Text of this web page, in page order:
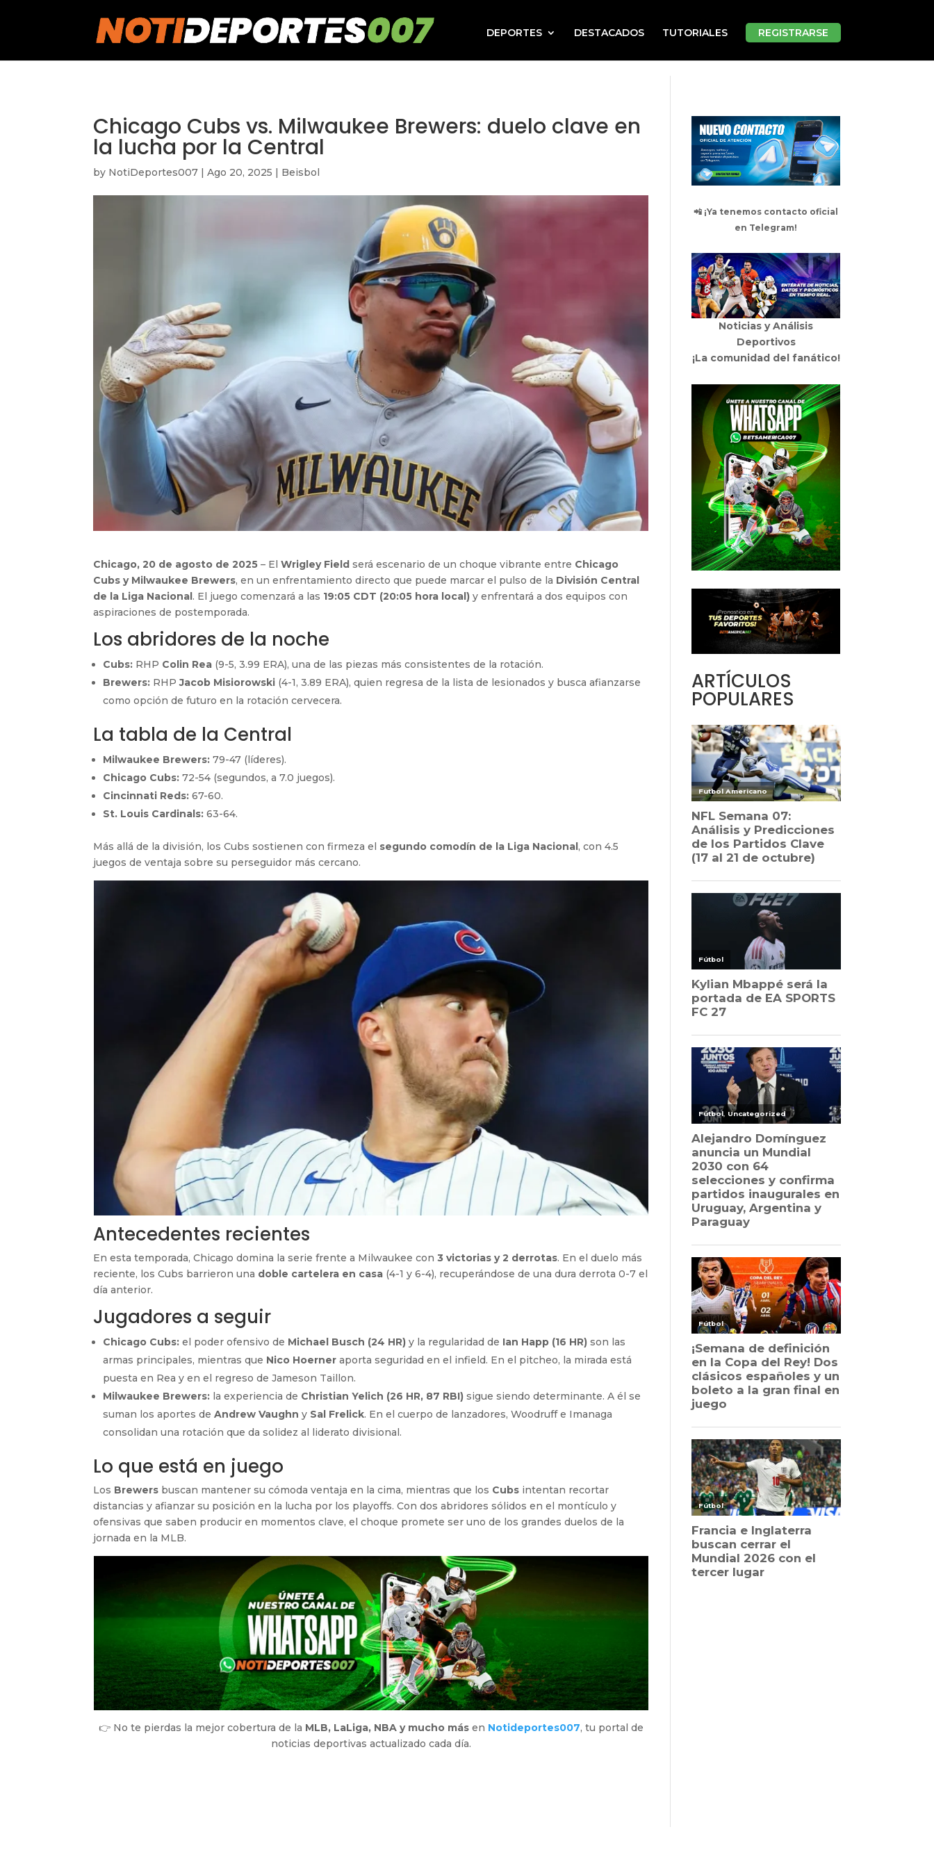
DEPORTES
DESTACADOS TUTORIALES REGISTRARSE
Chicago Cubs vs. Milwaukee Brewers: duelo clave en
la lucha por la Central
by NotiDeportes007 |Ago 20, 2025 | Beisbol
Chicago, 20 de agosto de 2025 – ElWrigley Field será escenario de un choque vibrante entre Chicago
Cubs y Milwaukee Brewers, en un enfrentamiento directo que puede marcar el pulso de la División Central
de la Liga Nacional. El juego comenzará a las 19:05 CDT (20:05 hora local) y enfrentará a dos equipos con
aspiraciones de postemporada.
Los abridores de la noche
Cubs: RHP Colin Rea (9-5, 3.99 ERA), una de las piezas más consistentes de la rotación.
Brewers: RHPJacob Misiorowski (4-1, 3.89 ERA), quien regresa de la lista de lesionados y busca afianzarse
como opción de futuro en la rotación cervecera.
La tabla de la Central
Milwaukee Brewers: 79-47 (líderes).
Chicago Cubs: 72-54 (segundos, a 7.0 juegos).
Cincinnati Reds: 67-60.
St. Louis Cardinals: 63-64.
Más allá de la división, los Cubs sostienen con firmeza el segundo comodín de la Liga Nacional, con 4.5
juegos de ventaja sobre su perseguidor más cercano.
Antecedentes recientes
En esta temporada, Chicago domina la serie frente a Milwaukee con3 victorias y 2 derrotas. En el duelo más
reciente, los Cubs barrieron una doble cartelera en casa (4-1 y 6-4), recuperándose de una dura derrota 0-7 el
día anterior.
Jugadores a seguir
Chicago Cubs: el poder ofensivo de Michael Busch (24 HR) y la regularidad de Ian Happ (16 HR) son las
armas principales, mientras que Nico Hoerner aporta seguridad en el infield. En el pitcheo, la mirada está
puesta en Rea y en el regreso de Jameson Taillon.
Milwaukee Brewers: la experiencia de Christian Yelich (26 HR, 87 RBI) sigue siendo determinante. A él se
suman los aportes deAndrew Vaughn y Sal Frelick. En el cuerpo de lanzadores, Woodruff e Imanaga
consolidan una rotación que da solidez al liderato divisional.
Lo que está en juego
Los Brewers buscan mantener su cómoda ventaja en la cima, mientras que los Cubs intentan recortar
distancias y afianzar su posición en la lucha por los playoffs. Con dos abridores sólidos en el montículo y
ofensivas que saben producir en momentos clave, el choque promete ser uno de los grandes duelos de la
jornada en la MLB.
👉 No te pierdas la mejor cobertura de la MLB, LaLiga, NBA y mucho másen Notideportes007, tu portal de
noticias deportivas actualizado cada día.
📲 ¡Ya tenemos contacto oficial
en Telegram!
Noticias y Análisis
Deportivos
¡La comunidad del fanático!
ARTÍCULOS
POPULARES